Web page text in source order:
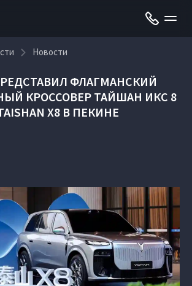
Новости
ФЛАГМАНСКИЙ
КРОССОВЕР ТАЙШАН ИКС 8
X8 В ПЕКИНЕ